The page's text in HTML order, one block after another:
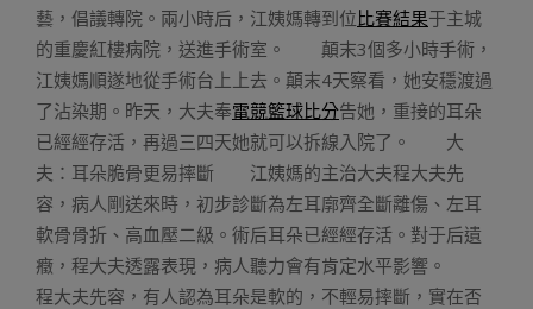
藝，倡議轉院。兩小時后，江姨媽轉到位比賽結果于主城
的重慶紅樓病院，送進手術室。 顛末3個多小時手術，
江姨媽順遂地從手術台上上去。顛末4天察看，她安穩渡過
了沾染期。昨天，大夫奉電競籃球比分告她，重接的耳朵
已經經存活，再過三四天她就可以拆線入院了。 大
夫：耳朵脆骨更易摔斷 江姨媽的主治大夫程大夫先
容，病人剛送來時，初步診斷為左耳廓齊全斷離傷、左耳
軟骨骨折、高血壓二級。術后耳朵已經經存活。對于后遺
癥，程大夫透露表現，病人聽力會有肯定水平影響。
程大夫先容，有人認為耳朵是軟的，不輕易摔斷，實在否